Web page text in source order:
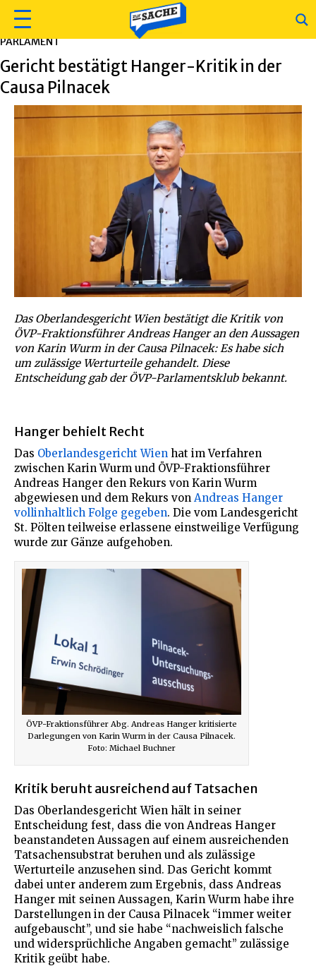
PARLAMENT
Gericht bestätigt Hanger-Kritik in der
Causa Pilnacek
Das Oberlandesgericht Wien bestätigt die Kritik von
ÖVP-Fraktionsführer Andreas Hanger an den Aussagen
von Karin Wurm in der Causa Pilnacek: Es habe sich
um zulässige Werturteile gehandelt. Diese
Entscheidung gab der ÖVP-Parlamentsklub bekannt.
Hanger behielt Recht
Das Oberlandesgericht Wien hat im Verfahren
zwischen Karin Wurm und ÖVP-Fraktionsführer
Andreas Hanger den Rekurs von Karin Wurm
abgewiesen und dem Rekurs von Andreas Hanger
vollinhaltlich Folge gegeben. Die vom Landesgericht
St. Pölten teilweise erlassene einstweilige Verfügung
wurde zur Gänze aufgehoben.
ÖVP-Fraktionsführer Abg. Andreas Hanger kritisierte
Darlegungen von Karin Wurm in der Causa Pilnacek.
Foto: Michael Buchner
Kritik beruht ausreichend auf Tatsachen
Das Oberlandesgericht Wien hält in seiner
Entscheidung fest, dass die von Andreas Hanger
beanstandeten Aussagen auf einem ausreichenden
Tatsachensubstrat beruhen und als zulässige
Werturteile anzusehen sind. Das Gericht kommt
dabei unter anderem zum Ergebnis, dass Andreas
Hanger mit seinen Aussagen, Karin Wurm habe ihre
Darstellungen in der Causa Pilnacek “immer weiter
aufgebauscht”, und sie habe “nachweislich falsche
und widersprüchliche Angaben gemacht” zulässige
Kritik geübt habe.